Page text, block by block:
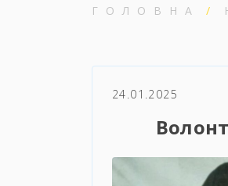
ГОЛОВНА
24.01.2025